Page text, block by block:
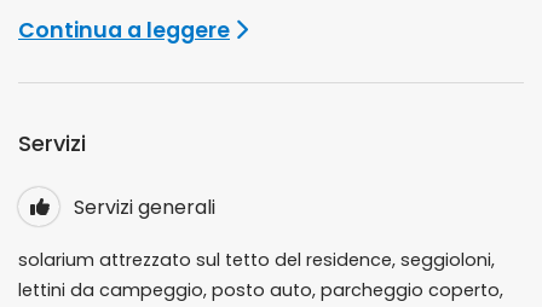
Continua a leggere
Servizi
Servizi generali
solarium attrezzato sul tetto del residence, seggioloni,
lettini da campeggio, posto auto, parcheggio coperto,